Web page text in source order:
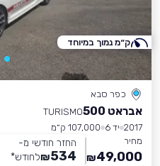
כפר סבא
אבראט 500
TURISMO
2017 יד 6
107,000 ק״מ
מחיר
49,000
₪
החזר חודשי מ-
534
₪לחודש*
ק״מ נמוך במיוחד